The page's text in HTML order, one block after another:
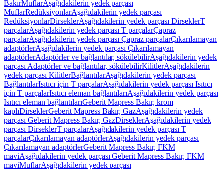
BakırMuflarAşağıdakilerin yedek parçası
MuflarRedüksiyonlarAşağıdakilerin yedek parçası
RedüksiyonlarDirseklerAşağıdakilerin yedek parçası DirseklerT
parçalarAşağıdakilerin yedek parçası T parçalarÇapraz
parçalarAşağıdakilerin yedek parçası Çapraz parçalarÇıkarılamayan
adaptörlerAşağıdakilerin yedek parçası Çıkarılamayan
adaptörlerAdaptörler ve bağlantılar, sökülebilirAşağıdakilerin yedek
parçası Adaptörler ve bağlantılar, sökülebilirKilitlerAşağıdakilerin
yedek parçası KilitlerBağlantılarAşağıdakilerin yedek parçası
BağlantılarIsıtıcı için T parçalarAşağıdakilerin yedek parçası Isıtıcı
için T parçalarIsıtıcı eleman bağlantılarıAşağıdakilerin yedek parçası
Isıtıcı eleman bağlantılarıGeberit Mapress Bakır, krom
kaplıDirseklerGeberit Mapress Bakır, GazAşağıdakilerin yedek
parçası Geberit Mapress Bakır, GazDirseklerAşağıdakilerin yedek
parçası DirseklerT parçalarAşağıdakilerin yedek parçası T
parçalarÇıkarılamayan adaptörlerAşağıdakilerin yedek parçası
Çıkarılamayan adaptörlerGeberit Mapress Bakır, FKM
maviAşağıdakilerin yedek parçası Geberit Mapress Bakır, FKM
maviMuflarAşağıdakilerin yedek parçası